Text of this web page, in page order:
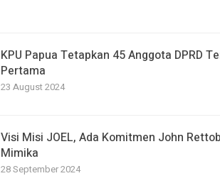
KPU Papua Tetapkan 45 Anggota DPRD
Pertama
23 August 2024
Visi Misi JOEL, Ada Komitmen John
Mimika
28 September 2024